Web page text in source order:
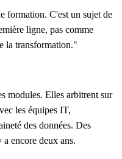
formation. C'est un sujet de
ligne, pas comme
la transformation."
modules. Elles arbitrent sur
les équipes IT,
des données. Des
encore deux ans.